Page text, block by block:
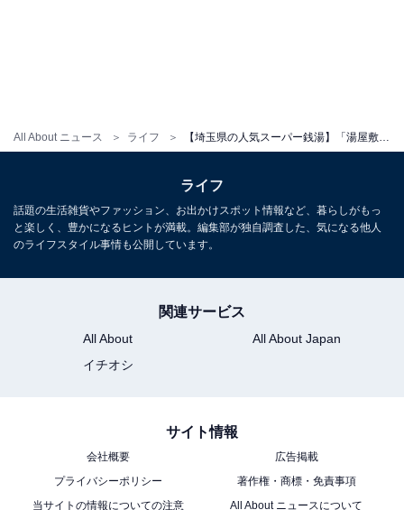
All About ニュース ライフ
宿泊可否
宿泊：不可（日帰り入浴専用施設）
こちらもおすすめ
ライフ
話題の生活雑貨やファッション、お出かけスポット情報など、暮らしがもっ
と楽しく、豊かになるヒントが満載。編集部が独自調査した、気になる他人
のライフスタイル事情も公開しています。
関連サービス
All About
All About Japan
イチオシ
サイト情報
会社概要
広告掲載
プライバシーポリシー
著作権・商標・免責事項
当サイトの情報についての注意
All About ニュースについて